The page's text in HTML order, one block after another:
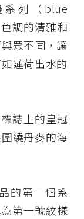
系列（blue
調的清雅和
眾不同，讓
蓮荷出水的
誌上的皇冠
繞丹麥的海
的第一個系
第一號紋樣